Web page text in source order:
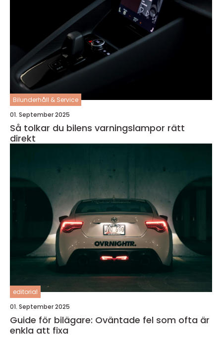
Bilunderhåll & Service
01. September 2025
Så tolkar du bilens varningslampor rätt
direkt
editorial
01. September 2025
Guide för bilägare: Oväntade fel som ofta är
enkla att fixa